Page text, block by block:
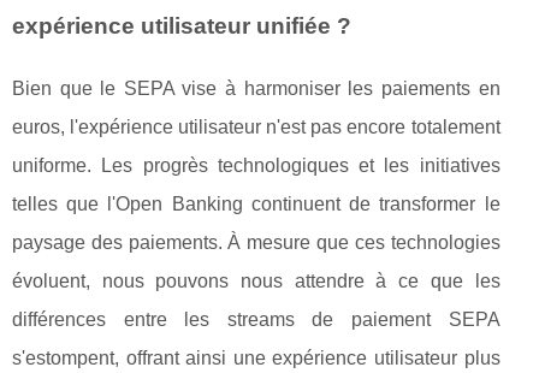
expérience utilisateur unifiée ?
Bien que le SEPA vise à harmoniser les paiements en
euros, l'expérience utilisateur n'est pas encore totalement
uniforme. Les progrès technologiques et les initiatives
telles que l'Open Banking continuent de transformer le
paysage des paiements. À mesure que ces technologies
évoluent, nous pouvons nous attendre à ce que les
différences entre les streams de paiement SEPA
s'estompent, offrant ainsi une expérience utilisateur plus